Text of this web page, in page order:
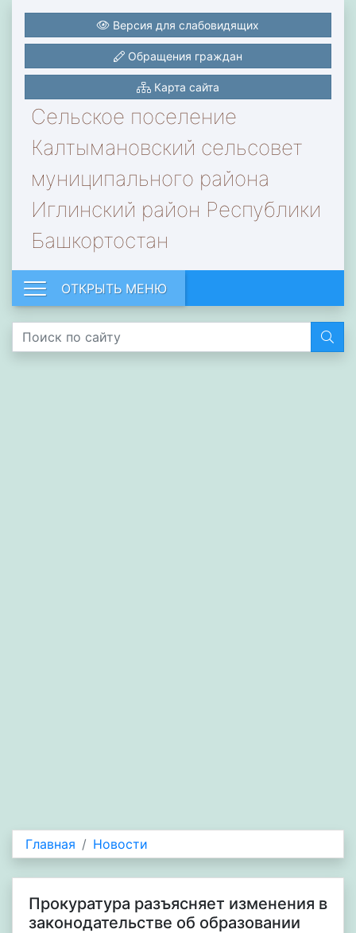
Сельское поселение
Калтымановский сельсовет
муниципального района
Иглинский район Республики
Башкортостан
Версия для слабовидящих
Обращения граждан
Карта сайта
ОТКРЫТЬ МЕНЮ
Главная Новости
Прокуратура разъясняет изменения в
законодательстве об образовании